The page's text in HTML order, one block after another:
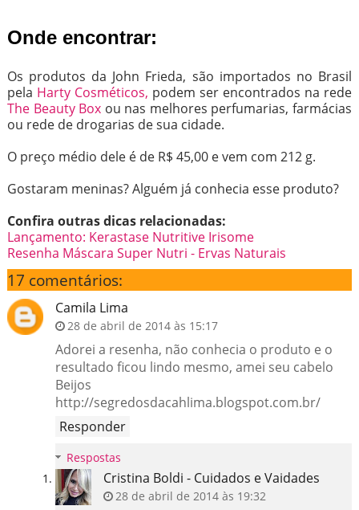
Onde encontrar:
Os produtos da John Frieda, são importados no Brasil
pela Harty Cosméticos, podem ser encontrados na rede
The Beauty Box ou nas melhores perfumarias, farmácias
ou rede de drogarias de sua cidade.
O preço médio dele é de R$ 45,00 e vem com 212 g.
Gostaram meninas? Alguém já conhecia esse produto?
Confira outras dicas relacionadas:
Lançamento: Kerastase Nutritive Irisome
Resenha Máscara Super Nutri - Ervas Naturais
17 comentários:
Camila Lima
28 de abril de 2014 às 15:17
Adorei a resenha, não conhecia o produto e o
resultado ficou lindo mesmo, amei seu cabelo
Beijos
http://segredosdacahlima.blogspot.com.br/
Responder
Respostas
Cristina Boldi - Cuidados e Vaidades
28 de abril de 2014 às 19:32